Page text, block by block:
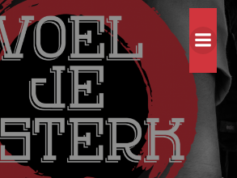
naar
de
inhoud